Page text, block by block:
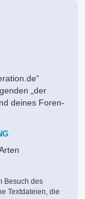
„der
deines Foren-
Besuch des
Textdateien, die